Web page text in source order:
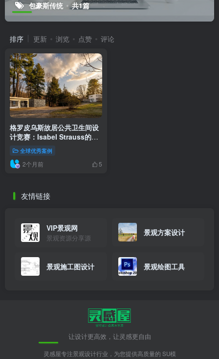
包豪斯传统 共1篇
排序 更新 浏览 点赞 评论
格罗皮乌斯故居公共卫生间设
计竞赛：Isabel Strauss的生
态敏感性与场所精神融合
全球优秀案例
2个月前 5
友情链接
VIP景观网
景观资源分享源
景观方案设计
景观施工图设计 景观绘图工具
让设计更高效，让灵感更自由
灵感屋专注景观设计行业，为您提供高质量的 SU模